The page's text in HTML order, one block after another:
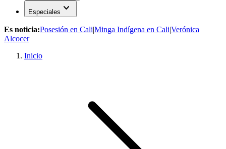
Especiales expand_more
Es noticia:Posesión en Cali|Minga Indígena en Cali|Verónica
Alcocer
Inicio